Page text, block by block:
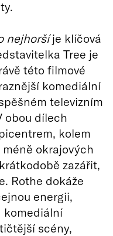
nejhoršíje klíčová
Tree je
této filmové
komediální
televizním
obou dílech
kolem
okrajových
zazářit,
Rothe dokáže
energii,
komediální
scény,